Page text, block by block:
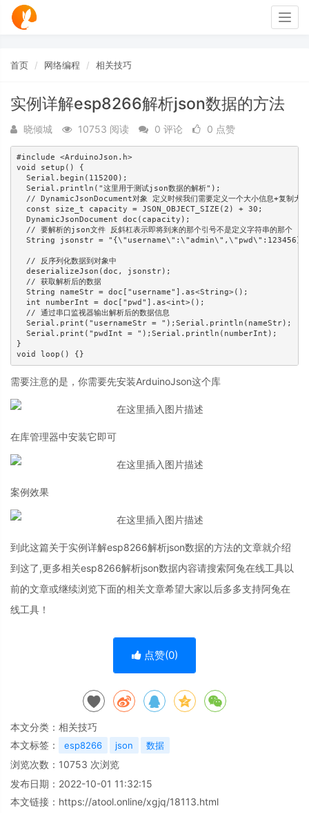
首页 网络编程 相关技巧
实例详解esp8266解析json数据的方法
晓倾城 10753 阅读 0 评论 0 点赞
#include <ArduinoJson.h>
void setup() {
  Serial.begin(115200);
  Serial.println("这里用于测试json数据的解析");
  // DynamicJsonDocument对象 定义时候我们需要定义一个大小信息+复制大小
  const size_t capacity = JSON_OBJECT_SIZE(2) + 30;
  DynamicJsonDocument doc(capacity);
  // 要解析的json文件 反斜杠表示即将到来的那个引号不是定义字符串的那个
String jsonstr =
  // 反序列化数据到对象中
  deserializeJson(doc, jsonstr);
  // 获取解析后的数据
  String nameStr = doc["username"].as<String>();
  int numberInt = doc["pwd"].as<int>();
  // 通过串口监视器输出解析后的数据信息
  Serial.print("usernameStr = ");Serial.println(nameStr);
  Serial.print("pwdInt = ");Serial.println(numberInt);
}
void loop() {}
需要注意的是，你需要先安装ArduinoJson这个库
在库管理器中安装它即可
案例效果
到此这篇关于实例详解esp8266解析json数据的方法的文章就介绍
到这了,更多相关esp8266解析json数据内容请搜索阿兔在线工具以
前的文章或继续浏览下面的相关文章希望大家以后多多支持阿兔在
线工具！
点赞(0)
本文分类： 相关技巧
本文标签：
esp8266 json 数据
浏览次数： 10753 次浏览
发布日期：2022-10-01 11:32:15
本文链接： https://atool.online/xgjq/18113.html